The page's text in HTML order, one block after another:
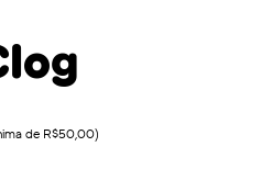
de R$50,00)